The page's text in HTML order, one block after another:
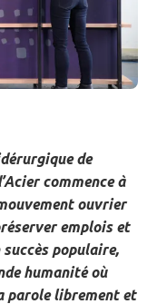
de
commence à
ouvrier
emplois et
populaire,
humanité où
parole librement et